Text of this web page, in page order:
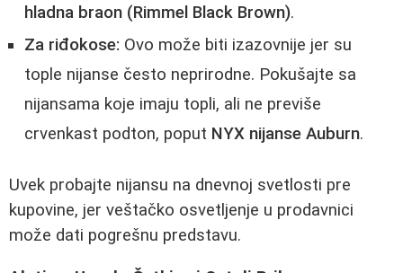
hladna braon (Rimmel Black Brown).
Za riđokose: Ovo može biti izazovnije jer su
tople nijanse često neprirodne. Pokušajte sa
nijansama koje imaju topli, ali ne previše
crvenkast podton, poput NYX nijanse Auburn.
Uvek probajte nijansu na dnevnoj svetlosti pre
kupovine, jer veštačko osvetljenje u prodavnici
može dati pogrešnu predstavu.